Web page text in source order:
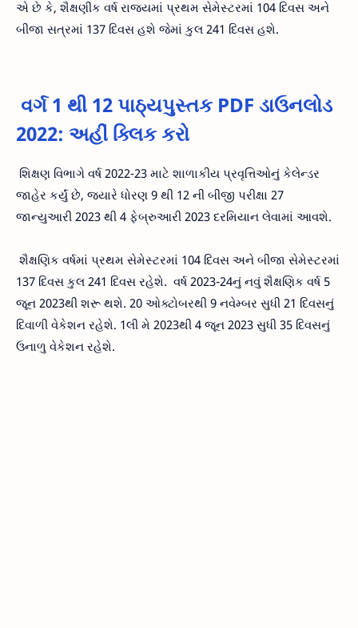
એ છે કે, શૈક્ષણીક વર્ષ રાજ્યમાં પ્રથમ સેમેસ્ટરમાં 104 દિવસ અને
બીજા સત્રમાં 137 દિવસ હશે જેમાં કુલ 241 દિવસ હશે.
વર્ગ 1 થી 12 પાઠ્યપુસ્તક PDF ડાઉનલોડ
2022: અહીં ક્લિક કરો
શિક્ષણ વિભાગે વર્ષ 2022-23 માટે શાળાકીય પ્રવૃત્તિઓનું કેલેન્ડર
જાહેર કર્યું છે, જ્યારે ધોરણ 9 થી 12 ની બીજી પરીક્ષા 27
જાન્યુઆરી 2023 થી 4 ફેબ્રુઆરી 2023 દરમિયાન લેવામાં આવશે.
શૈક્ષણિક વર્ષમાં પ્રથમ સેમેસ્ટરમાં 104 દિવસ અને બીજા સેમેસ્ટરમાં
137 દિવસ કુલ 241 દિવસ રહેશે. વર્ષ 2023-24નું નવું શૈક્ષણિક વર્ષ 5
જૂન 2023થી શરૂ થશે. 20 ઓક્ટોબરથી 9 નવેમ્બર સુધી 21 દિવસનું
દિવાળી વેકેશન રહેશે. 1લી મે 2023થી 4 જૂન 2023 સુધી 35 દિવસનું
ઉનાળુ વેકેશન રહેશે.